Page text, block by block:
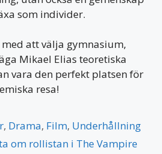
som individer.
att välja gymnasium,
Mikael Elias teoretiska
vara den perfekt platsen för
resa!
, Drama, Film, Underhållning
om rollistan i The Vampire